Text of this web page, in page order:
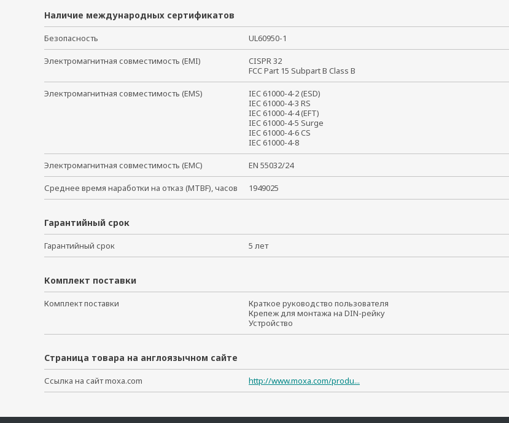
Наличие международных сертификатов
Безопасность UL60950-1
Электромагнитная совместимость (EMI)
CISPR 32
FCC Part 15 Subpart B Class B
Электромагнитная совместимость (EMS)
IEC 61000-4-2 (ESD)
IEC 61000-4-3 RS
IEC 61000-4-4 (EFT)
IEC 61000-4-5 Surge
IEC 61000-4-6 CS
IEC 61000-4-8
Электромагнитная совместимость (EMC) EN 55032/24
Среднее время наработки на отказ (MTBF), часов 1949025
Гарантийный срок
Гарантийный срок 5 лет
Комплект поставки
Комплект поставки
Краткое руководство пользователя
Крепеж для монтажа на DIN-рейку
Устройство
Страница товара на англоязычном сайте
Ссылка на сайт moxa.com http://www.moxa.com/produ...